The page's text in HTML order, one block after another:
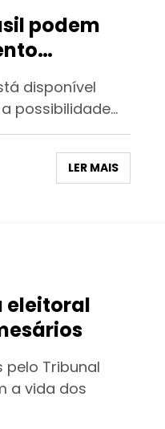
podem
Caixa
disponível
possibilidade…
LER MAIS
eleitoral
pelo Tribunal
a vida dos